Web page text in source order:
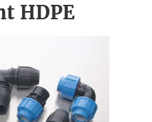
HDPE